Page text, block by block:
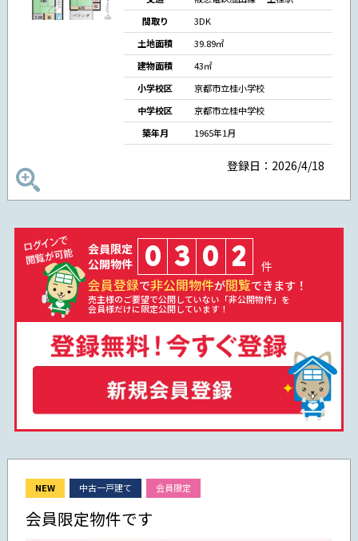
間取り
3DK
土地面積
39.89㎡
建物面積
43㎡
小学校区
京都市立桂小学校
中学校区
京都市立桂中学校
築年月
1965年1月
登録日：2026/4/18
会員限定
公開物件
0 3 0 2 件
会員登録で非公開物件が閲覧できます！
売主様のご要望で公開していない「非公開物件」を
会員様だけに限定公開しています！
NEW 中古一戸建て 会員限定
会員限定物件です